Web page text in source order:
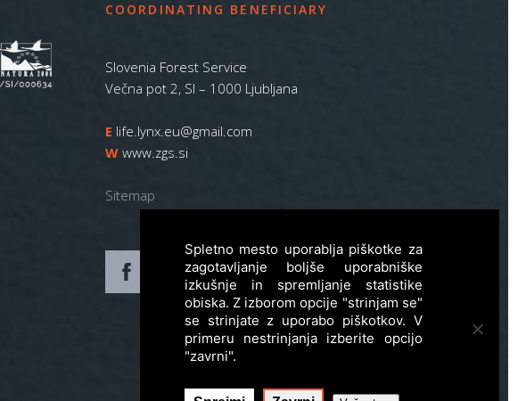
COORDINATING BENEFICIARY
Slovenia Forest Service
Večna pot 2, SI – 1000 Ljubljana
E life.lynx.eu@gmail.com
W www.zgs.si
Sitemap
Spletno mesto uporablja piškotke za
zagotavljanje boljše uporabniške
izkušnje in spremljanje statistike
obiska. Z izborom opcije "strinjam se"
se strinjate z uporabo piškotkov. V
primeru nestrinjanja izberite opcijo
"zavrni".